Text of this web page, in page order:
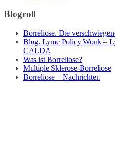
Blogroll
Borreliose. Die
Blog: Lyme Policy Wonk –
CALDA
Was ist Borreliose?
Multiple Sklerose-Borreliose
Borreliose – Nachrichten